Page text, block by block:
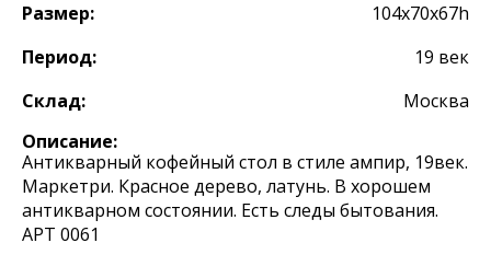
Размер:
104х70х67h
Период:
19 век
Склад:
Москва
Описание:
Антикварный кофейный стол в стиле ампир, 19век.
Маркетри. Красное дерево, латунь. В хорошем
антикварном состоянии. Есть следы бытования.
АРТ 0061